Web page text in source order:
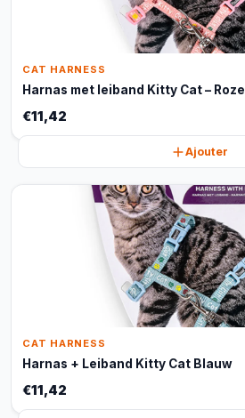
CAT HARNESS
Harnas met leiband Kitty Cat – Roze
€11,42
Ajouter
CAT HARNESS
Harnas + Leiband Kitty Cat Blauw
€11,42